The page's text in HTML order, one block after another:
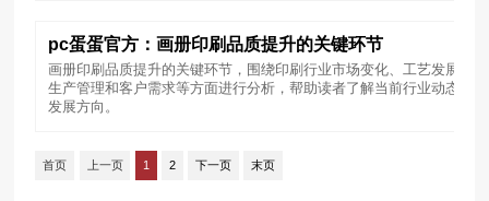
pc蛋蛋官方：画册印刷品质提升的关键环节
画册印刷品质提升的关键环节，围绕印刷行业市场变化、工艺发展、
生产管理和客户需求等方面进行分析，帮助读者了解当前行业动态与
发展方向。
首页 上一页 1 2 下一页 末页